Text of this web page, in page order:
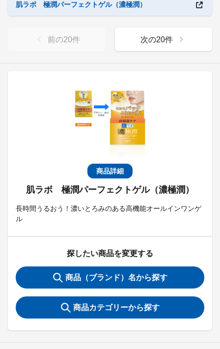
商品詳細
肌ラボ 極潤パーフェクトゲル（濃極潤）
長時間うるおう！濃いとろみのある高機能オールインワンゲ
ル
探したい商品を変更する
商品（ブランド）名から探す
商品カテゴリーから探す
肌ラボ 極潤パーフェクトゲル（濃極潤）
前の20件 次の20件